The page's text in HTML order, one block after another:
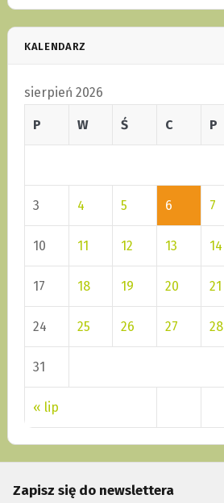
KALENDARZ
sierpień 2026
P W Ś C P
« lip
3 4 5 6 7
10 11 12 13 14
17 18 19 20 21
24 25 26 27 28
31
Zapisz się do newslettera